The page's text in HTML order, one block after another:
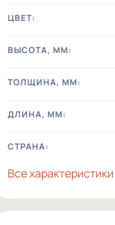
ЦВЕТ:
ВЫСОТА, ММ:
ТОЛЩИНА, ММ:
ДЛИНА, ММ:
СТРАНА:
Все характеристики